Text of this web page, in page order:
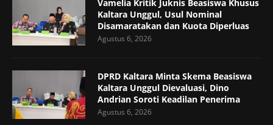
Vamelia Kritik Juknis Beasiswa Khusus
Kaltara Unggul, Usul Nominal
Disamaratakan dan Kuota Diperluas
Agustus 6, 2026
DPRD Kaltara Minta Skema Beasiswa
Kaltara Unggul Dievaluasi, Dino
Andrian Soroti Keadilan Penerima
Agustus 6, 2026